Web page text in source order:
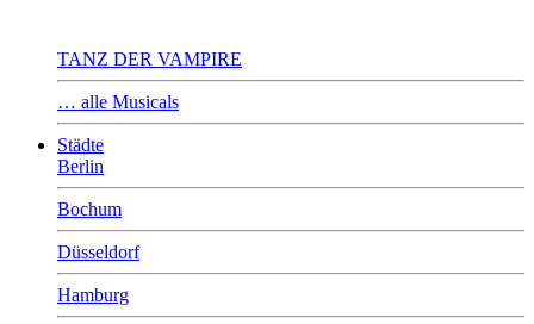
TANZ DER VAMPIRE
… alle Musicals
Städte
Berlin
Bochum
Düsseldorf
Hamburg